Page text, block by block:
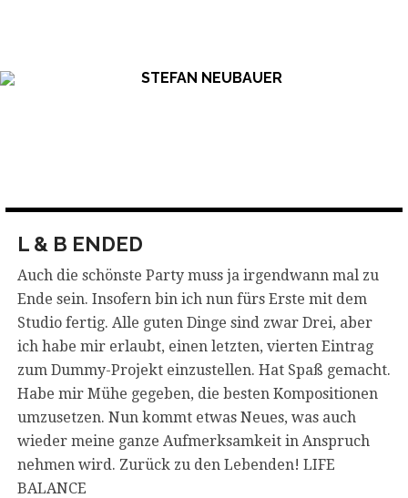
L & B ENDED
Auch die schönste Party muss ja irgendwann mal zu
Ende sein. Insofern bin ich nun fürs Erste mit dem
Studio fertig. Alle guten Dinge sind zwar Drei, aber
ich habe mir erlaubt, einen letzten, vierten Eintrag
zum Dummy-Projekt einzustellen. Hat Spaß gemacht.
Habe mir Mühe gegeben, die besten Kompositionen
umzusetzen. Nun kommt etwas Neues, was auch
wieder meine ganze Aufmerksamkeit in Anspruch
nehmen wird. Zurück zu den Lebenden! LIFE
BALANCE